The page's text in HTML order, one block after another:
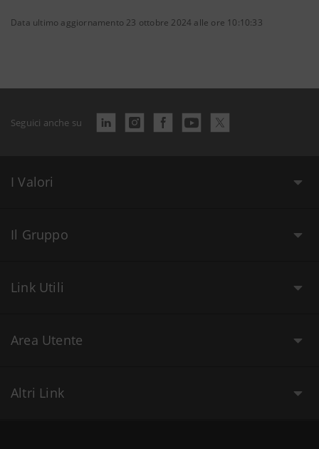
Data ultimo aggiornamento 23 ottobre 2024 alle ore 10:10:33
Seguici anche su
I Valori
Il Gruppo
Link Utili
Area Utente
Altri Link